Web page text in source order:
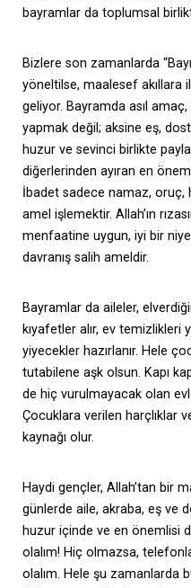
bayramlar da toplumsal
Bizlere son zamanlarda
yöneltilse, maalesef akıllara
geliyor. Bayramda asıl
yapmak değil; aksine eş,
huzur ve sevinci birlikte
diğerlerinden ayıran en
İbadet sadece namaz, oruç,
amel işlemektir. Allah’ın
menfaatine uygun, iyi bir
davranış salih ameldir.
Bayramlar da aileler,
kıyafetler alır, ev temizlikleri
yiyecekler hazırlanır. Hele
tutabilene aşk olsun. Kapı
de hiç vurulmayacak olan
Çocuklara verilen harçlıklar
kaynağı olur.
Haydi gençler, Allah’tan bir
günlerde aile, akraba, eş ve
huzur içinde ve en önemlisi
olalım! Hiç olmazsa,
olalım. Hele şu zamanlarda